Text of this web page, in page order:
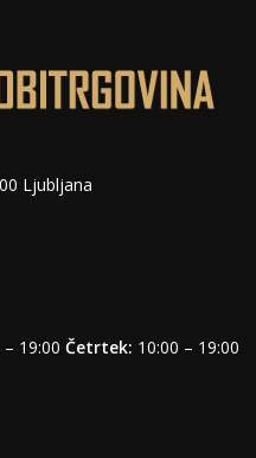
Ljubljana
– 19:00 Četrtek: 10:00 – 19:00